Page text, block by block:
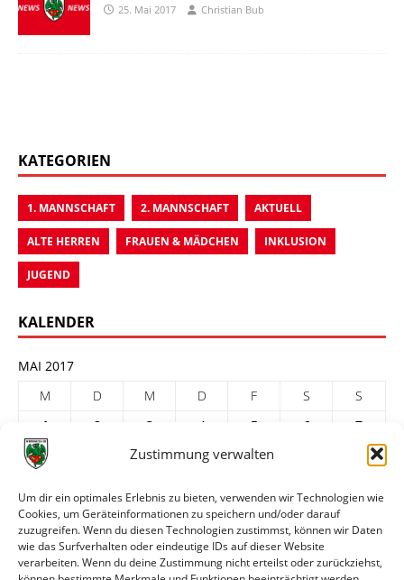
Zustimmung verwalten
Um dir ein optimales Erlebnis zu bieten, verwenden wir Technologien wie
Cookies, um Geräteinformationen zu speichern und/oder darauf
zuzugreifen. Wenn du diesen Technologien zustimmst, können wir Daten
wie das Surfverhalten oder eindeutige IDs auf dieser Website
verarbeiten. Wenn du deine Zustimmung nicht erteilst oder zurückziehst,
25. Mai 2017 Christian Bub
KATEGORIEN
1. MANNSCHAFT 2. MANNSCHAFT AKTUELL
ALTE HERREN FRAUEN & MÄDCHEN INKLUSION
JUGEND
KALENDER
MAI 2017
M
D M D F S
S
1
2 3 4 5 6
7
8
10 11 12
22
23 24 25 26 27
29
30
31
« Apr.
Juni »